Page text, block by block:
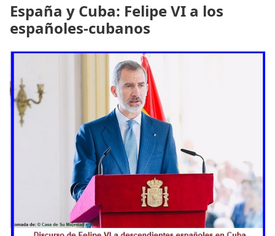
España y Cuba: Felipe VI a los
españoles-cubanos